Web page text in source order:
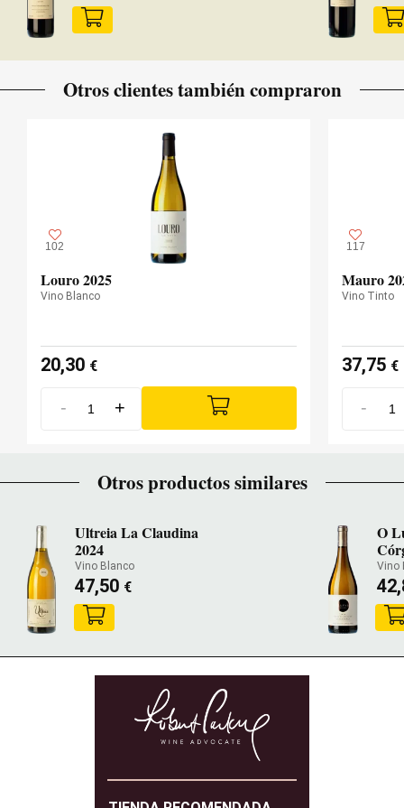
Otros clientes también compraron
102
Louro 2025
Vino Blanco
20,30 €
- +
117
Mauro
Vino Tinto
37,75 €
-
Otros productos similares
Ultreia La Claudina
2024
Vino Blanco
47,50 €
O
Vino